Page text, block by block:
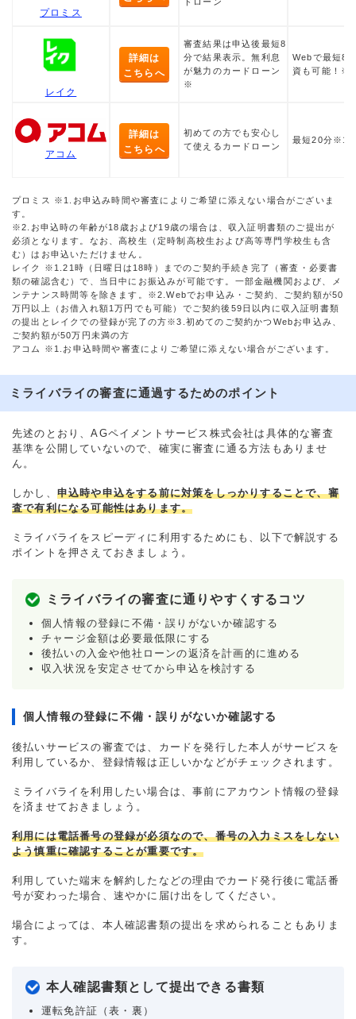
プロミス
レイク
詳細は
こちらへ
審査結果は申込後最短8
分で結果表示。無利息
が魅力のカードローン
※
Webで最短8
資も可能！※
アコム
詳細は
こちらへ
初めての方でも安心し
て使えるカードローン
最短20分※1
プロミス ※1.お申込み時間や審査によりご希望に添えない場合がございま
す。
※2.お申込時の年齢が18歳および19歳の場合は、収入証明書類のご提出が
必須となります。なお、高校生（定時制高校生および高等専門学校生も含
む）はお申込いただけません。
レイク ※1.21時（日曜日は18時）までのご契約手続き完了（審査・必要書
類の確認含む）で、当日中にお振込みが可能です。一部金融機関および、メ
ンテナンス時間等を除きます。※2.Webでお申込み・ご契約、ご契約額が50
万円以上（お借入れ額1万円でも可能）でご契約後59日以内に収入証明書類
の提出とレイクでの登録が完了の方※3.初めてのご契約かつWebお申込み、
ご契約額が50万円未満の方
アコム ※1.お申込時間や審査によりご希望に添えない場合がございます。
ミライバライの審査に通過するためのポイント
先述のとおり、AGペイメントサービス株式会社は具体的な審査
基準を公開していないので、確実に審査に通る方法もありませ
ん。
しかし、 申込時や申込をする前に対策をしっかりすることで、審
査で有利になる可能性はあります。
ミライバライをスピーディに利用するためにも、以下で解説する
ポイントを押さえておきましょう。
ミライバライの審査に通りやすくするコツ
個人情報の登録に不備・誤りがないか確認する
チャージ金額は必要最低限にする
後払いの入金や他社ローンの返済を計画的に進める
収入状況を安定させてから申込を検討する
個人情報の登録に不備・誤りがないか確認する
後払いサービスの審査では、カードを発行した本人がサービスを
利用しているか、登録情報は正しいかなどがチェックされます。
ミライバライを利用したい場合は、事前にアカウント情報の登録
を済ませておきましょう。
利用には電話番号の登録が必須なので、番号の入力ミスをしない
よう慎重に確認することが重要です。
利用していた端末を解約したなどの理由でカード発行後に電話番
号が変わった場合、速やかに届け出をしてください。
場合によっては、本人確認書類の提出を求められることもありま
す。
本人確認書類として提出できる書類
運転免許証（表・裏）